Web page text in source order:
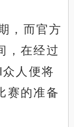
，而官方
，在经过
人便将
赛的准备